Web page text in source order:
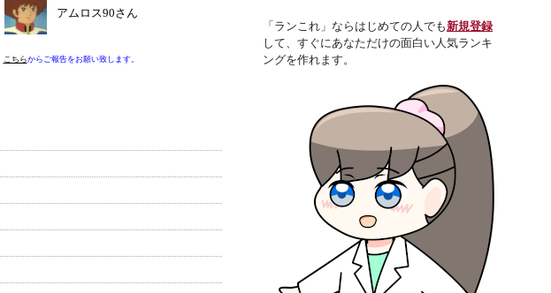
アムロス90さん
こちらからご報告をお願い致します。
「ランこれ」ならはじめての人でも新規登録
して、すぐにあなただけの面白い人気ランキ
ングを作れます。